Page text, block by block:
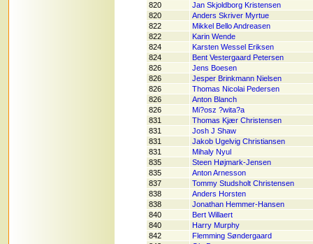
820
Jan Skjoldborg Kristensen
820
Anders Skriver Myrtue
822
Mikkel Bello Andreasen
822
Karin Wende
824
Karsten Wessel Eriksen
824
Bent Vestergaard Petersen
826
Jens Boesen
826
Jesper Brinkmann Nielsen
826
Thomas Nicolai Pedersen
826
Anton Blanch
826
Mi?osz ?wita?a
831
Thomas Kjær Christensen
831
Josh J Shaw
831
Jakob Ugelvig Christiansen
831
Mihaly Nyul
835
Steen Højmark-Jensen
835
Anton Arnesson
837
Tommy Studsholt Christensen
838
Anders Horsten
838
Jonathan Hemmer-Hansen
840
Bert Willaert
840
Harry Murphy
842
Flemming Søndergaard